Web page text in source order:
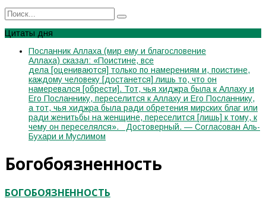
Цитаты дня
Посланник Аллаха (мир ему и благословение
Аллаха) сказал: «Поистине, все
дела [оцениваются] только по намерениям и, поистине,
каждому человеку [достанется] лишь то, что он
намеревался [обрести]. Тот, чья хиджра была к Аллаху и
Его Посланнику, переселится к Аллаху и Его Посланнику,
а тот, чья хиджра была ради обретения мирских благ или
ради женитьбы на женщине, переселится [лишь] к тому, к
чему он переселялся». Достоверный. — Согласован Аль-
Бухари и Муслимом
Богобоязненность
БОГОБОЯЗНЕННОСТЬ